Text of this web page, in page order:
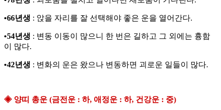
•66년생 : 앉을 자리를 잘 선택해야 좋은 운을 열어간다.
•54년생 : 변동 이동이 많으니 한 번은 길하고 그 외에는 흉함
이 많다.
•42년생 : 변화의 운은 왔으나 변동하면 괴로운 일들이 많다.
◈ 양띠 총운 (금전운 : 하, 애정운 : 하, 건강운 : 중)